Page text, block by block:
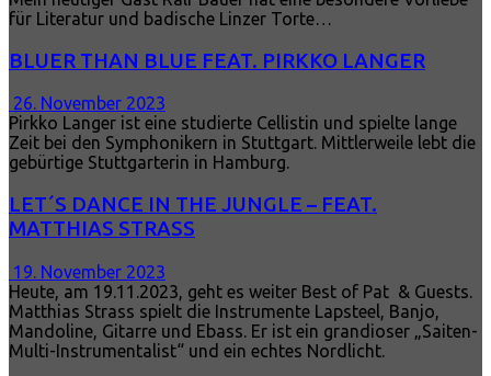
für Literatur und badische Linzer Torte…
BLUER THAN BLUE FEAT. PIRKKO LANGER
26. November 2023
Pirkko Langer ist eine studierte Cellistin und spielte lange
Zeit bei den Symphonikern in Stuttgart. Mittlerweile lebt die
gebürtige Stuttgarterin in Hamburg.
LET´S DANCE IN THE JUNGLE – FEAT.
MATTHIAS STRASS
19. November 2023
Heute, am 19.11.2023, geht es weiter Best of Pat & Guests.
Matthias Strass spielt die Instrumente Lapsteel, Banjo,
Mandoline, Gitarre und Ebass. Er ist ein grandioser „Saiten-
Multi-Instrumentalist“ und ein echtes Nordlicht.